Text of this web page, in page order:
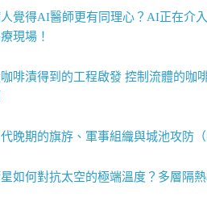
覺得AI醫師更有同理心？AI正在介
現場！
啡漬得到的工程啟發 控制流體的咖
晚期的旗斿、軍事組織與城池攻防（
如何對抗太空的極端溫度？多層隔